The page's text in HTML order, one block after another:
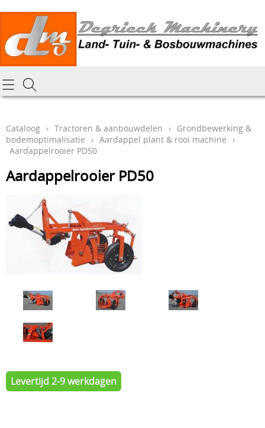
Homepagina
Tractoren & aanbouwdelen
Graafmachines & grondverzet
Generatoren
Specifiek materiaal en actieproducten
Hoe online bestellen
Mijn bestelling laten leveren
Draai-en freeswerk
Onze Repairshop Diensten
Cataloog › Tractoren & aanbouwdelen › Grondbewerking &
bodemoptimalisatie
› Aardappel plant & rooi machine
›
Aardappelrooier PD50
Aardappelrooier PD50
Levertijd 2-9 werkdagen